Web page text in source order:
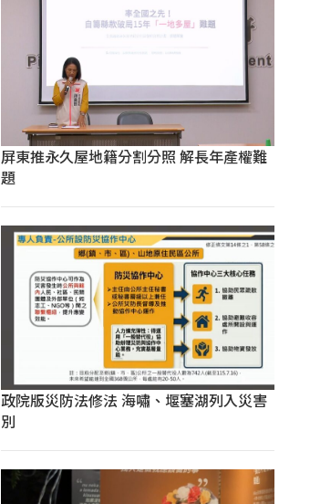
屏東推永久屋地籍分割分照 解長年產權難
題
政院版災防法修法 海嘯、堰塞湖列入災害
別